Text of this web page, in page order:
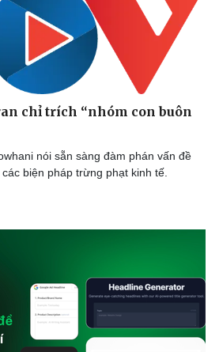
chỉ trích “nhóm con buôn
nói sẵn sàng đàm phán vấn đề
biện pháp trừng phạt kinh tế.